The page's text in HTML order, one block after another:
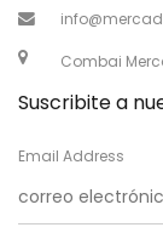
Combai
Suscribite a
Email Address